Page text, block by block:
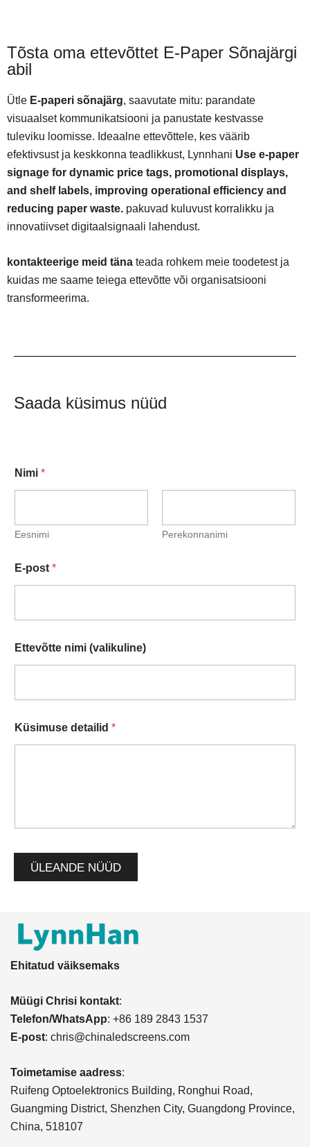
Tõsta oma ettevõttet E-Paper Sõnajärgi
abil
Ütle E-paperi sõnajärg, saavutate mitu: parandate
visuaalset kommunikatsiooni ja panustate kestvasse
tuleviku loomisse. Ideaalne ettevõttele, kes väärib
efektivsust ja keskkonna teadlikkust, Lynnhani Use e-paper
signage for dynamic price tags, promotional displays,
and shelf labels, improving operational efficiency and
reducing paper waste. pakuvad kuluvust korralikku ja
innovatiivset digitaalsignaali lahendust.
kontakteerige meid täna teada rohkem meie toodetest ja
kuidas me saame teiega ettevõtte või organisatsiooni
transformeerima.
Saada küsimus nüüd
Nimi *
Eesnimi Perekonnanimi
E-post *
Ettevõtte nimi (valikuline)
Küsimuse detailid *
ÜLEANDE NÜÜD
Ehitatud väiksemaks
Müügi Chrisi kontakt:
Telefon/WhatsApp: +86 189 2843 1537
E-post: chris@chinaledscreens.com
Toimetamise aadress:
Ruifeng Optoelektronics Building, Ronghui Road,
Guangming District, Shenzhen City, Guangdong Province,
China, 518107